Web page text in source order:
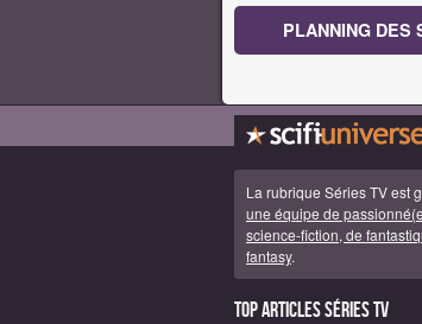
PLANNING DES
La rubrique Séries TV est
une équipe de
science-fiction, de
fantasy.
Top articles Séries TV